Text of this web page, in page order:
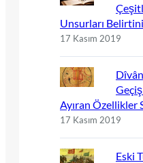
Unsurları
17 Kasım 2019
Ayıran Özellikler
17 Kasım 2019
Eski